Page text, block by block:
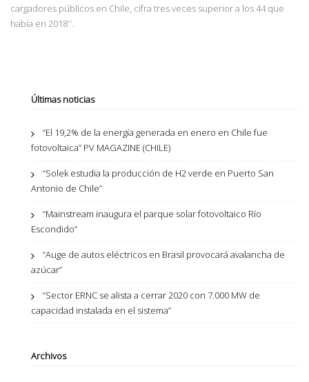
cargadores públicos en Chile, cifra tres veces superior a los 44 que
había en 2018′′.
Últimas noticias
“El 19,2% de la energía generada en enero en Chile fue
fotovoltaica” PV MAGAZINE (CHILE)
“Solek estudia la producción de H2 verde en Puerto San
Antonio de Chile”
“Mainstream inaugura el parque solar fotovoltaico Río
Escondido”
“Auge de autos eléctricos en Brasil provocará avalancha de
azúcar”
“Sector ERNC se alista a cerrar 2020 con 7.000 MW de
capacidad instalada en el sistema”
Archivos